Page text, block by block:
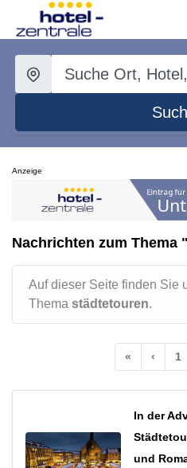
Anzeige
Nachrichten zum Thema
Auf dieser Seite finden Sie
Thema städtetouren.
« ‹ 1
In der
und